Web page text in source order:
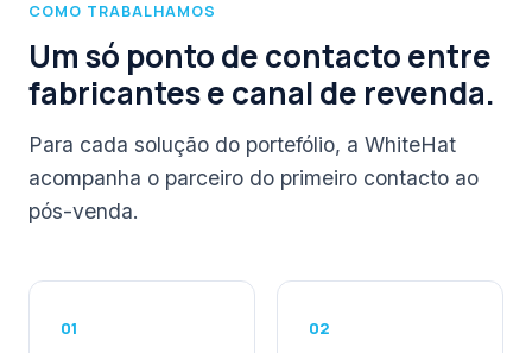
COMO TRABALHAMOS
Um só ponto de contacto entre
fabricantes e canal de revenda.
Para cada solução do portefólio, a WhiteHat
acompanha o parceiro do primeiro contacto ao
pós-venda.
01 02